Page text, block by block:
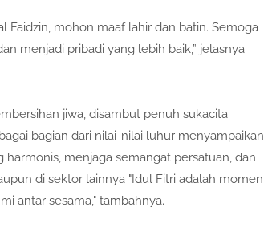
Faidzin, mohon maaf lahir dan batin. Semoga
menjadi pribadi yang lebih baik,” jelasnya
jiwa, disambut penuh sukacita
bagian dari nilai-nilai luhur menyampaikan
menjaga semangat persatuan, dan
di sektor lainnya "Idul Fitri adalah momen
antar sesama," tambahnya.